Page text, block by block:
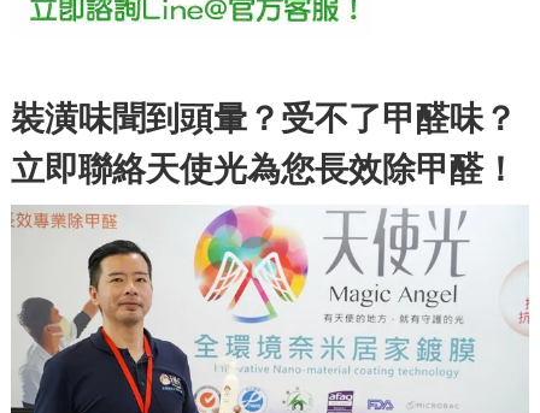
裝潢味聞到頭暈？受不了甲醛味？
立即聯絡天使光為您長效除甲醛！